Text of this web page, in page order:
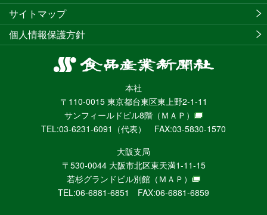
食
産
業
新
聞
社
ニ
ュ
ー
本社
〒110-0015 東京都台東区東上野2-1-11
サンフィールドビル8階 （ＭＡＰ）
TEL:03-6231-6091（代表） FAX:03-5830-1570
大阪支局
〒530-0044 大阪市北区東天満1-11-15
若杉グランドビル別館 （ＭＡＰ）
TEL:06-6881-6851 FAX:06-6881-6859
サイトマップ
個人情報保護方針